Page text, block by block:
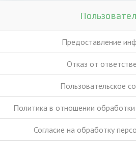
Предоставление
Отказ от
Пользовательское
Политика в отношении
Согласие на обработку